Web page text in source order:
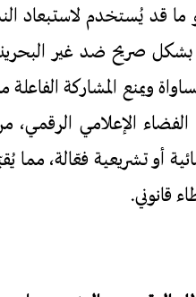
تُميز بشكل صريح ضد غير
ويمنع المشاركة
الفضاء الإعلامي
أو تشريعية فعّالة، مما
قانوني.